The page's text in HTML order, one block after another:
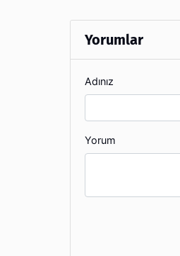
Yorumlar
Adınız
Yorum